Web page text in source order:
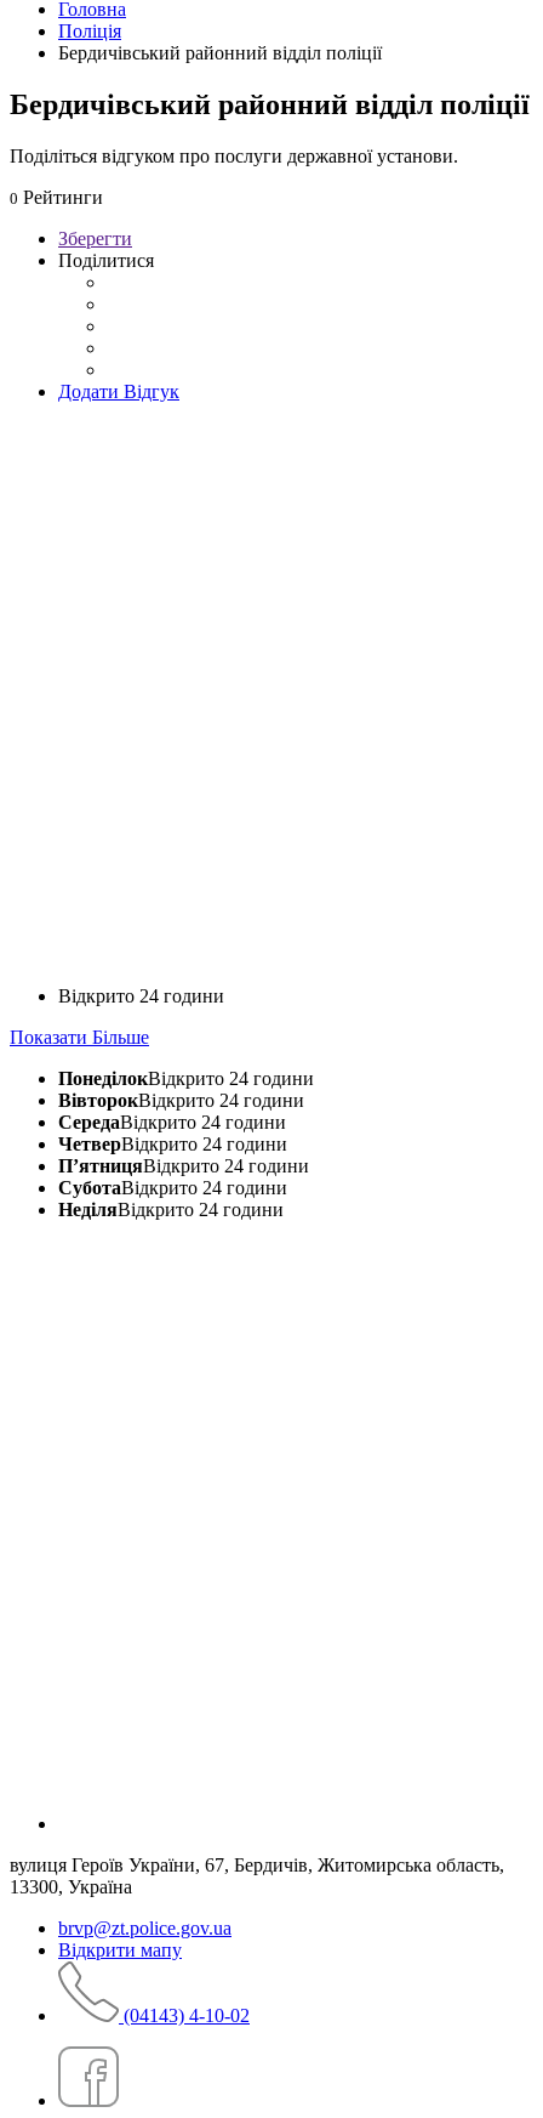
Головна
Поліція
Бердичівський районний відділ поліції
Бердичівський районний відділ поліції
Поділіться відгуком про послуги державної установи.
0 Рейтинги
Зберегти
Поділитися
Додати Відгук
Відкрито 24 години
Показати Більше
ПонеділокВідкрито 24 години
ВівторокВідкрито 24 години
СередаВідкрито 24 години
ЧетверВідкрито 24 години
П’ятницяВідкрито 24 години
СуботаВідкрито 24 години
НеділяВідкрито 24 години
вулиця Героїв України, 67, Бердичів, Житомирська область,
13300, Україна
brvp@zt.police.gov.ua
Відкрити мапу
(04143) 4-10-02